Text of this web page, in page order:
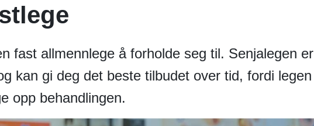
fast allmennlege å forholde seg til. Senjalegen er
kan gi deg det beste tilbudet over tid, fordi legen
opp behandlingen.